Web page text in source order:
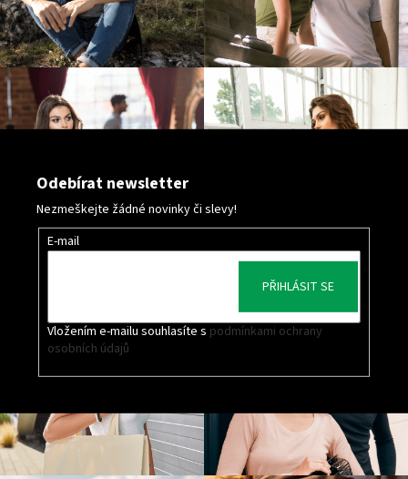
Odebírat newsletter
Nezmeškejte žádné novinky či slevy!
E-mail
Vložením e-mailu souhlasíte s podmínkami ochrany
osobních údajů
PŘIHLÁSIT SE